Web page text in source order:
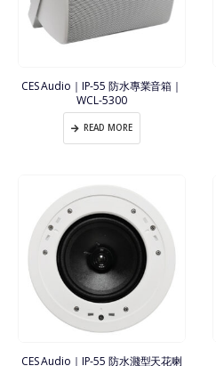
CES Audio｜IP-55 防水專業音箱｜
WCL-5300
READ MORE
CES Audio｜IP-55 防水濺型天花喇